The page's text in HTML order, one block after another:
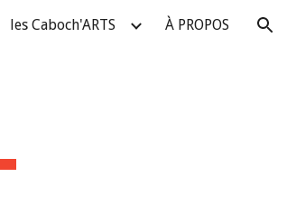
les Caboch'ARTS À PROPOS